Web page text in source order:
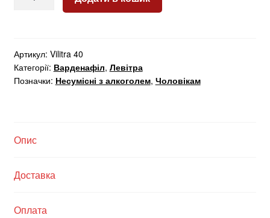
Артикул: Vilitra 40
Категорії: Варденафіл, Левітра
Позначки: Несумісні з алкоголем, Чоловікам
Опис
Доставка
Оплата